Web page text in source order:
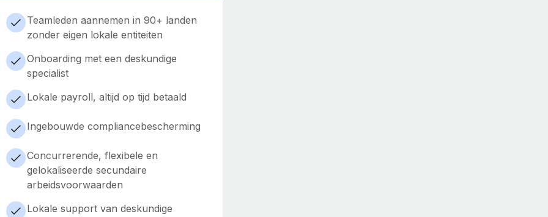
Teamleden aannemen in 90+ landen
zonder eigen lokale entiteiten
Onboarding met een deskundige
specialist
Lokale payroll, altijd op tijd betaald
Ingebouwde compliancebescherming
Concurrerende, flexibele en
gelokaliseerde secundaire
arbeidsvoorwaarden
Lokale support van deskundige